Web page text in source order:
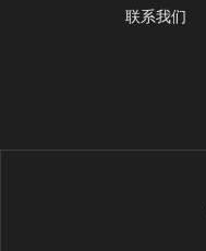
联系我们